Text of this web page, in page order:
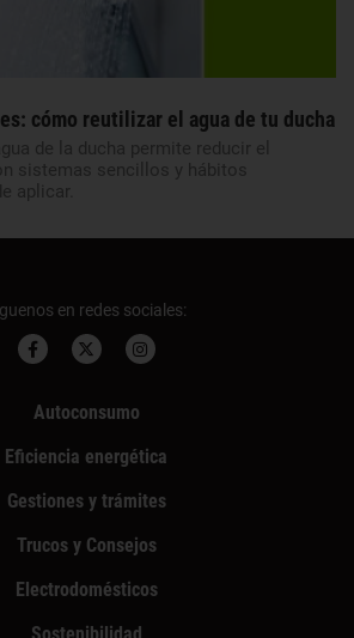
cómo reutilizar el agua de tu ducha
de la ducha permite reducir el
sistemas sencillos y hábitos
aplicar.
en redes sociales:
Autoconsumo
Eficiencia energética
Gestiones y trámites
Trucos y Consejos
Electrodomésticos